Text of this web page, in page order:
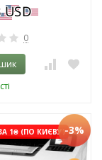
0
1₴ (ПО КИЄВУ)-3%